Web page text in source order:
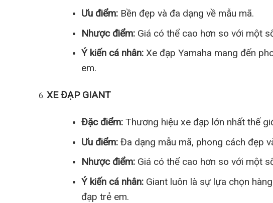
Ưu điểm:Bền đẹp và đa dạng về mẫu mã.
Nhược điểm:Giá có thể cao hơn so với một
Ý kiến cá nhân:Xe đạp Yamaha mang đến
em.
XE ĐẠP GIANT
Đặc điểm:Thương hiệu xe đạp lớn nhất thế
Ưu điểm:Đa dạng mẫu mã, phong cách đẹp
Nhược điểm:Giá có thể cao hơn so với một
Ý kiến cá nhân:Giant luôn là sự lựa chọn
đạp trẻ em.